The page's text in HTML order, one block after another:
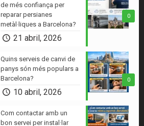
0
de més confiança per
reparar persianes
metàl·liques a Barcelona?
21 abril, 2026
0
Quins serveis de canvi de
panys són més populars a
Barcelona?
10 abril, 2026
Com contactar amb un
bon servei per instal·lar